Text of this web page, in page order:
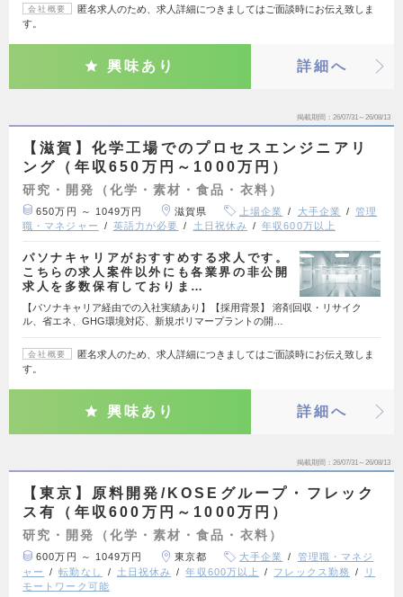
会社概要
匿名求人のため、求人詳細につきましてはご面談時にお伝え致しま
す。
興味あり 詳細へ
掲載期間 26/07/31～26/08/13
【滋賀】化学工場でのプロセスエンジニアリ
ング（年収650万円～1000万円）
研究・開発（化学・素材・食品・衣料）
650万円 ～ 1049万円 滋賀県 上場企業 大手企業
管理
職・マネジャー
英語力が必要 土日祝休み 年収600万以上
パソナキャリアがおすすめする求人です。
こちらの求人案件以外にも各業界の非公開
求人を多数保有しておりま…
【パソナキャリア経由での入社実績あり】【採用背景】 溶剤回収・リサイク
ル、省エネ、GHG環境対応、新規ポリマープラントの開…
会社概要
匿名求人のため、求人詳細につきましてはご面談時にお伝え致しま
す。
興味あり 詳細へ
掲載期間 26/07/31～26/08/13
【東京】原料開発/KOSEグループ・フレック
ス有（年収600万円～1000万円）
研究・開発（化学・素材・食品・衣料）
600万円 ～ 1049万円 東京都 大手企業
管理職・マネジ
ャー
転勤なし 土日祝休み 年収600万以上 フレックス勤務
リ
モートワーク可能